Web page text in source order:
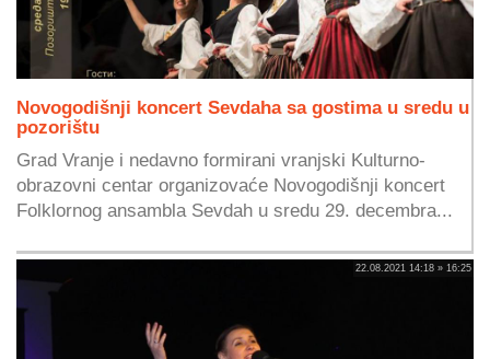
Novogodišnji koncert Sevdaha sa gostima u sredu u
pozorištu
Grad Vranje i nedavno formirani vranjski Kulturno-
obrazovni centar organizovaće Novogodišnji koncert
Folklornog ansambla Sevdah u sredu 29. decembra...
22.08.2021 14:18 » 16:25